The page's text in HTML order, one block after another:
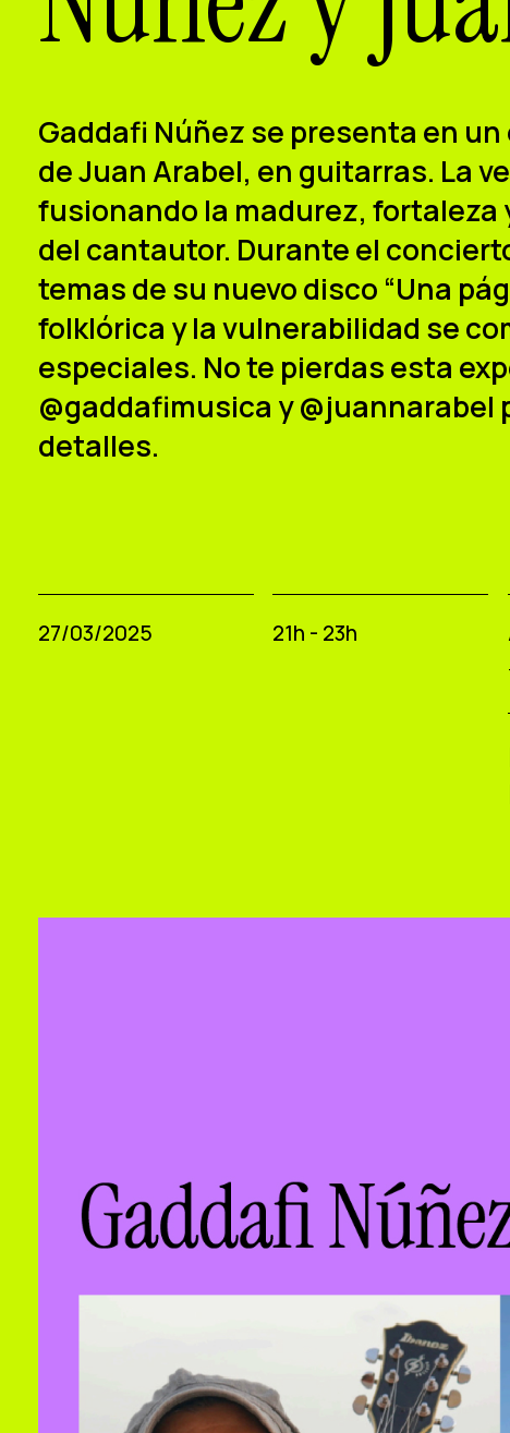
Gaddafi Núñez se presenta en
de Juan Arabel, en guitarras. La
fusionando la madurez,
del cantautor. Durante el
temas de su nuevo disco “Una
folklórica y la vulnerabilidad se
especiales. No te pierdas esta
@gaddafimusica y @juannarabel
detalles.
27/03/2025 21h - 23h